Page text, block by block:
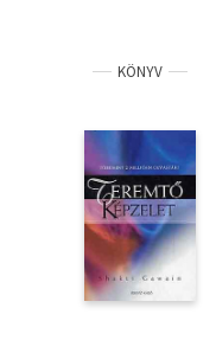
Tankönyv, segédkönyv
Társadalomtudomány
Természettudomány
Történelem
KÖNYV